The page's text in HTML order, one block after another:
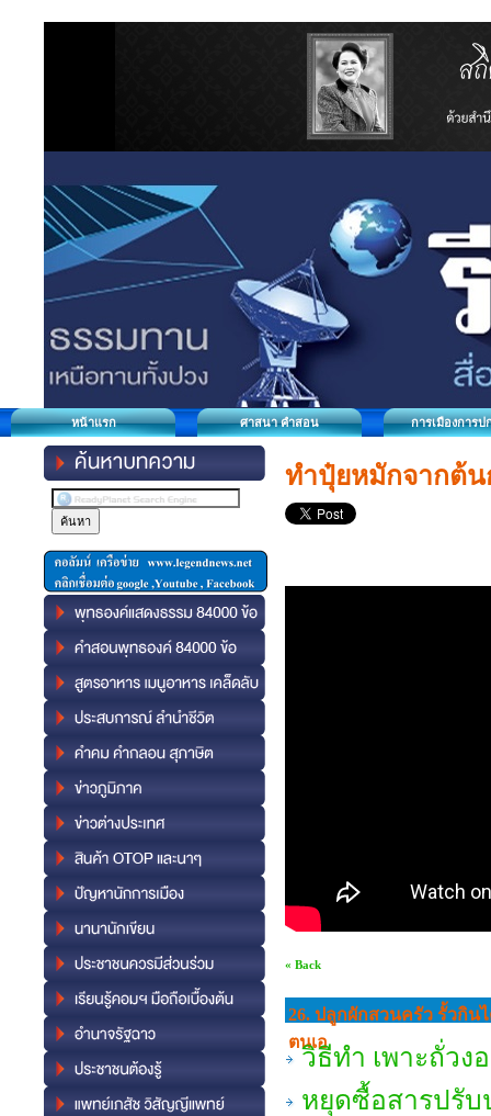
หน้าแรก ศาสนา คำสอน การเมืองการป
ทำปุ๋ยหมักจากต้น
« Back
26. ปลูกผักสวนครัว รั้วกิน
ตนเอ
วิธีทำ เพาะถั่วง
หยุดซื้อสารปรั